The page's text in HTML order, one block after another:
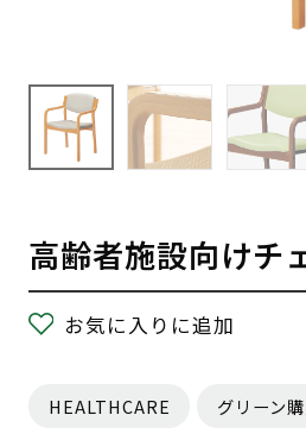
高齢者施設向けチ
お気に入りに追加
HEALTHCARE グリーン